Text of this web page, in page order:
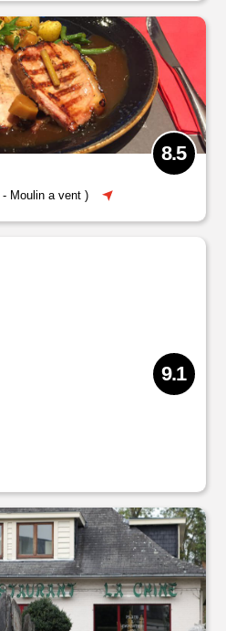
- Moulin a vent )
8.5
9.1